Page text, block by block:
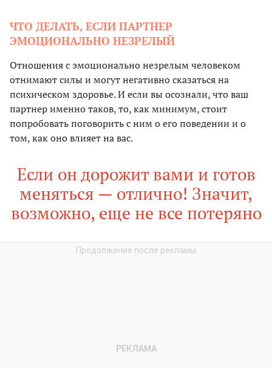
ЧТО ДЕЛАТЬ, ЕСЛИ ПАРТНЕР
ЭМОЦИОНАЛЬНО НЕЗРЕЛЫЙ
Отношения с эмоционально незрелым человеком
отнимают силы и могут негативно сказаться на
психическом здоровье. И если вы осознали, что ваш
партнер именно таков, то, как минимум, стоит
попробовать поговорить с ним о его поведении и о
том, как оно влияет на вас.
Если он дорожит вами и готов
меняться — отлично! Значит,
возможно, еще не все потеряно